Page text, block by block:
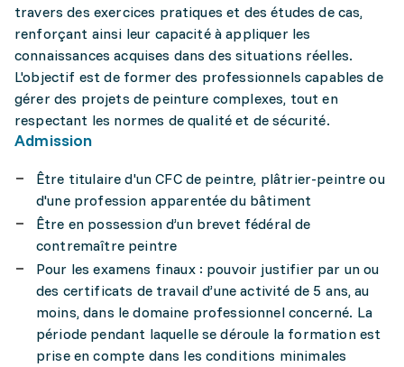
travers des exercices pratiques et des études de cas,
renforçant ainsi leur capacité à appliquer les
connaissances acquises dans des situations réelles.
L'objectif est de former des professionnels capables de
gérer des projets de peinture complexes, tout en
respectant les normes de qualité et de sécurité.
Admission
Être titulaire d'un CFC de peintre, plâtrier-peintre ou
d'une profession apparentée du bâtiment
Être en possession d’un brevet fédéral de
contremaître peintre
Pour les examens finaux : pouvoir justifier par un ou
des certificats de travail d’une activité de 5 ans, au
moins, dans le domaine professionnel concerné. La
période pendant laquelle se déroule la formation est
prise en compte dans les conditions minimales